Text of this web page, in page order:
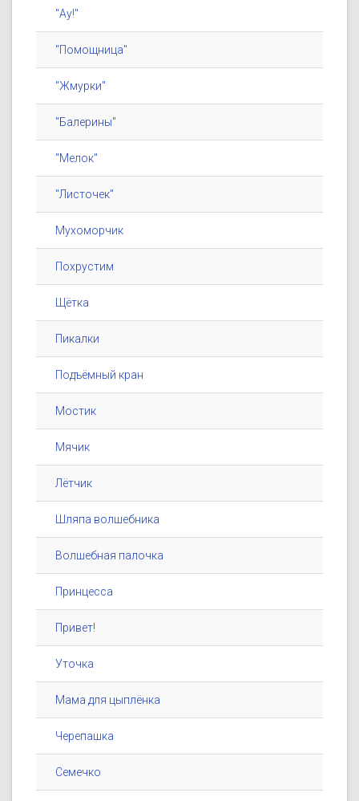
"Ау!"
"Помощница"
"Жмурки"
"Балерины"
"Мелок"
"Листочек"
Мухоморчик
Похрустим
Щётка
Пикалки
Подъёмный кран
Мостик
Мячик
Лётчик
Шляпа волшебника
Волшебная палочка
Принцесса
Привет!
Уточка
Мама для цыплёнка
Черепашка
Семечко